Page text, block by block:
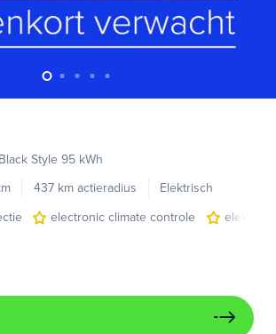
Style 95 kWh
437 km actieradius
Elektrisch
electronic climate controle